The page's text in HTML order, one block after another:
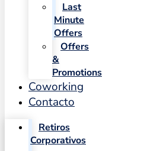
Last
Minute
Offers
Offers
&
Promotions
Coworking
Contacto
Retiros
Corporativos